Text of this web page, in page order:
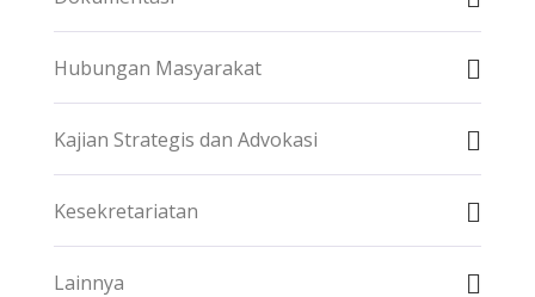
Hubungan Masyarakat
Kajian Strategis dan Advokasi
Kesekretariatan
Lainnya